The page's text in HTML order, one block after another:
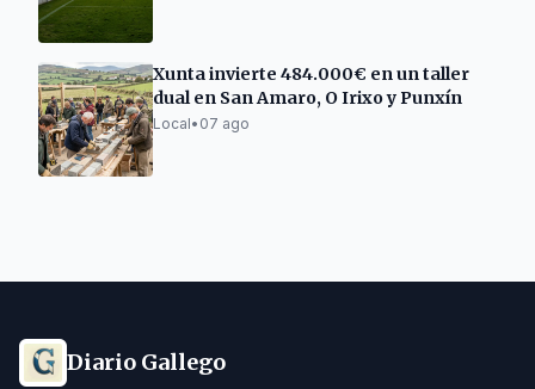
Xunta invierte 484.000€ en un taller
dual en San Amaro, O Irixo y Punxín
Local• 07 ago
Diario Gallego